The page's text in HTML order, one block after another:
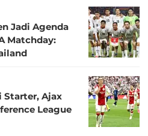
Jadi Agenda
Matchday:
Starter, Ajax
League